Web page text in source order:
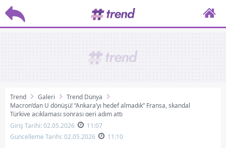
Trend Galeri
Trend Dünya
Macron’dan U dönüşü! “Ankara’yı hedef almadık” Fransa, skandal
Türkiye açıklaması sonrası geri adım attı
Giriş Tarihi: 02.05.2026
11:07
Güncelleme Tarihi: 02.05.2026
11:10